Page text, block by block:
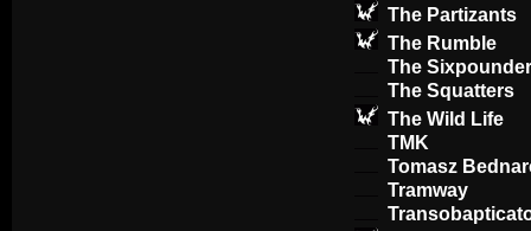
The Partizants
The Rumble
The Sixpounder
The Squatters
The Wild Life
TMK
Tomasz
Tramway